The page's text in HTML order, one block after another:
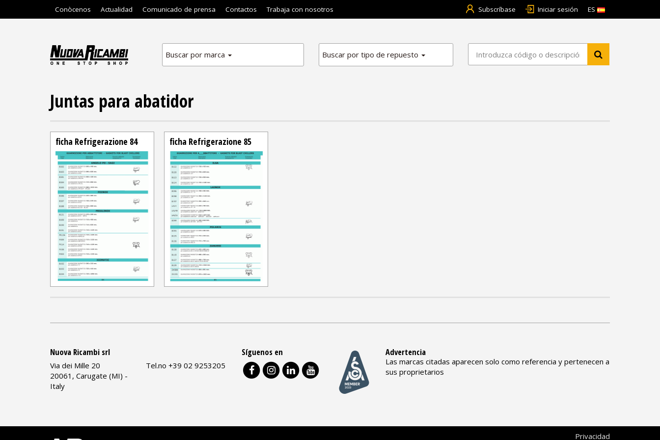
Conòcenos Actualidad Comunicado de prensa Contactos Trabaja con nosotros Subscríbase Iniciar sesión ES
Buscar por marca Buscar por tipo de repuesto
Juntas para abatidor
ficha Refrigerazione 84 ficha Refrigerazione 85
Nuova Ricambi srl
Via dei Mille 20
20061, Carugate (MI) -
Italy
Tel.no +39 02 9253205
Síguenos en Advertencia
Las marcas citadas aparecen solo como referencia y pertenecen a
sus proprietarios
Privacidad